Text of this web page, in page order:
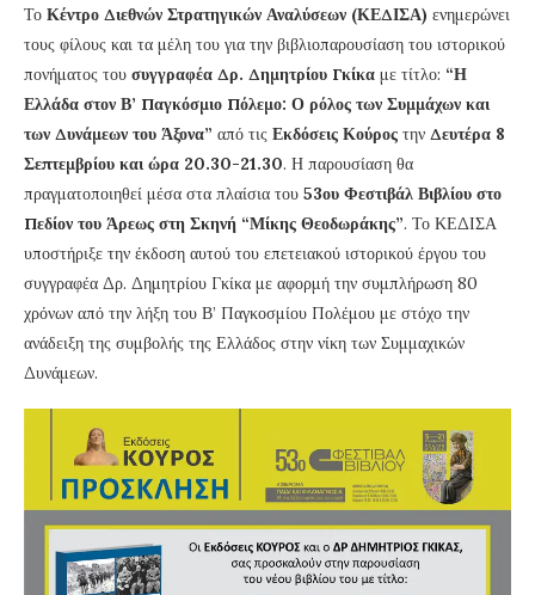
Το Κέντρο Διεθνών Στρατηγικών Αναλύσεων (ΚΕΔΙΣΑ) ενημερώνει
τους φίλους και τα μέλη του για την βιβλιοπαρουσίαση του ιστορικού
πονήματος του συγγραφέα Δρ. Δημητρίου Γκίκα με τίτλο: “Η
Ελλάδα στον Β’ Παγκόσμιο Πόλεμο: Ο ρόλος των Συμμάχων και
των Δυνάμεων του Άξονα” από τις Εκδόσεις Κούρος την Δευτέρα 8
Σεπτεμβρίου και ώρα 20.30-21.30. Η παρουσίαση θα
πραγματοποιηθεί μέσα στα πλαίσια του 53ου Φεστιβάλ Βιβλίου στο
Πεδίον του Άρεως στη Σκηνή “Μίκης Θεοδωράκης”. Το ΚΕΔΙΣΑ
υποστήριξε την έκδοση αυτού του επετειακού ιστορικού έργου του
συγγραφέα Δρ. Δημητρίου Γκίκα με αφορμή την συμπλήρωση 80
χρόνων από την λήξη του Β’ Παγκοσμίου Πολέμου με στόχο την
ανάδειξη της συμβολής της Ελλάδος στην νίκη των Συμμαχικών
Δυνάμεων.